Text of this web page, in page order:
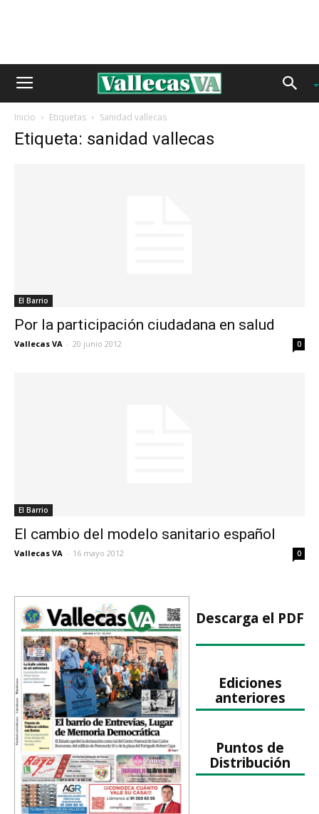
Inicio Etiquetas Sanidad vallecas
Etiqueta: sanidad vallecas
El Barrio
Por la participación ciudadana en salud
Vallecas VA - 20 junio 2012 0
El Barrio
El cambio del modelo sanitario español
Vallecas VA - 16 mayo 2012 0
Descarga el PDF
Ediciones
anteriores
Puntos de
Distribución